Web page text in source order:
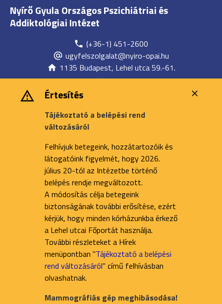
Nyírő Gyula Országos Pszichiátriai és
Addiktológiai Intézet
(+36-1) 451-2600
ugyfelszolgalat@nyiro-opai.hu
1135 Budapest, Lehel utca 59.-61.
Értesítés
Tájékoztató a belépési rend
változásáról
Felhívjuk betegeink, hozzátartozóik és
látogatóink figyelmét, hogy 2026.
július 20-tól az Intézetbe történő
belépés rendje megváltozott.
A módosítás célja betegeink
biztonságának további erősítése, ezért
kérjük, hogy minden kórházunkba érkező
a Lehel utcai Főportát használja.
További részleteket a Hírek
menüpontban "Tájékoztató a belépési
rend változásáról" című felhívásban
olvashatnak.
Mammográfiás gép meghibásodása!